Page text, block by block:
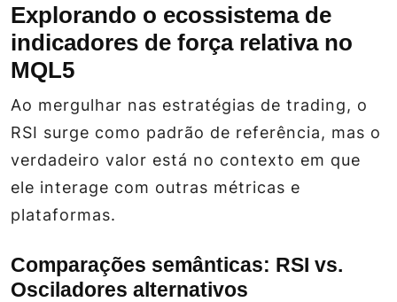
Explorando o ecossistema de
indicadores de força relativa no
MQL5
Ao mergulhar nas estratégias de trading, o
RSI surge como padrão de referência, mas o
verdadeiro valor está no contexto em que
ele interage com outras métricas e
plataformas.
Comparações semânticas: RSI vs.
Osciladores alternativos